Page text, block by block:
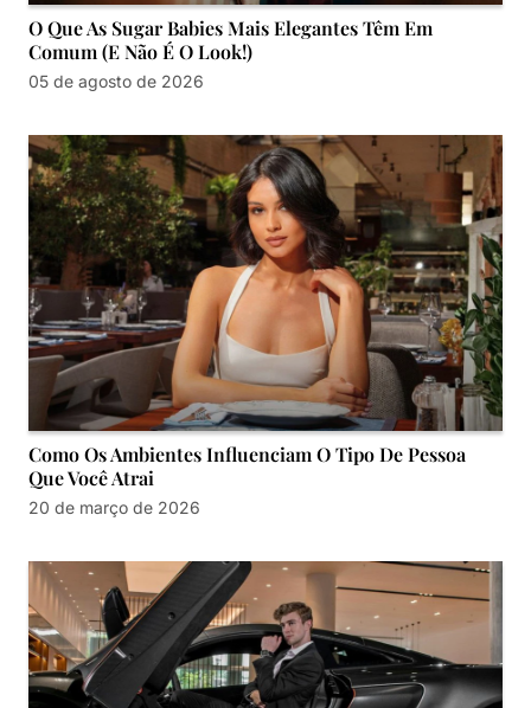
O Que As Sugar Babies Mais Elegantes Têm Em
Comum (e Não É O Look!)
05 de agosto de 2026
Como Os Ambientes Influenciam O Tipo De Pessoa
Que Você Atrai
20 de março de 2026